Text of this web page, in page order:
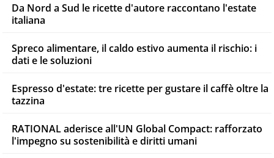
Da Nord a Sud le ricette d'autore raccontano l'estate
italiana
Spreco alimentare, il caldo estivo aumenta il rischio: i
dati e le soluzioni
Espresso d'estate: tre ricette per gustare il caffè oltre la
tazzina
RATIONAL aderisce all'UN Global Compact: rafforzato
l'impegno su sostenibilità e diritti umani